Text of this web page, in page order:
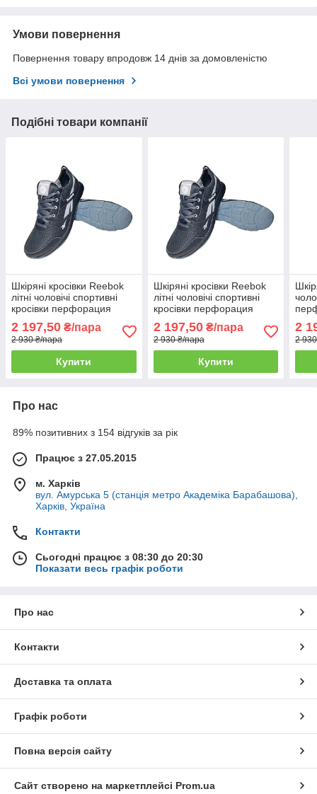
Умови повернення
Повернення товару впродовж 14 днів за домовленістю
Всі умови повернення
Подібні товари компанії
Шкіряні кросівки Reebok
літні чоловічі спортивні
кросівки перфорация
41
2 197,50 ₴/пара
2 930 ₴/пара
Купити
Шкіряні кросівки Reebok
літні чоловічі спортивні
кросівки перфорация
42
2 197,50₴/пара
2 930 ₴/пара
Купити
2
2
Про нас
89% позитивних з 154 відгуків за рік
Працює з 27.05.2015
м. Харків
вул. Амурська 5 (станція метро Академіка Барабашова),
Харків, Україна
Контакти
Сьогодні працює з 08:30 до 20:30
Показати весь графік роботи
Про нас
Контакти
Доставка та оплата
Графік роботи
Повна версія сайту
Сайт створено на маркетплейсі Prom.ua